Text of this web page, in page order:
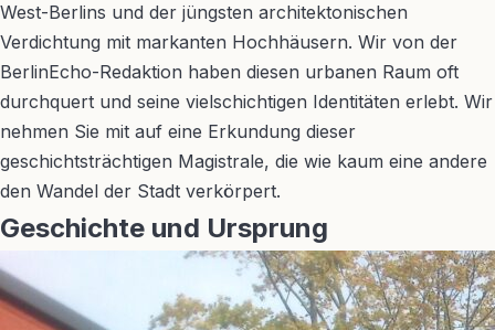
West-Berlins und der jüngsten architektonischen
Verdichtung mit markanten Hochhäusern. Wir von der
BerlinEcho-Redaktion haben diesen urbanen Raum oft
durchquert und seine vielschichtigen Identitäten erlebt. Wir
nehmen Sie mit auf eine Erkundung dieser
geschichtsträchtigen Magistrale, die wie kaum eine andere
den Wandel der Stadt verkörpert.
Geschichte und Ursprung